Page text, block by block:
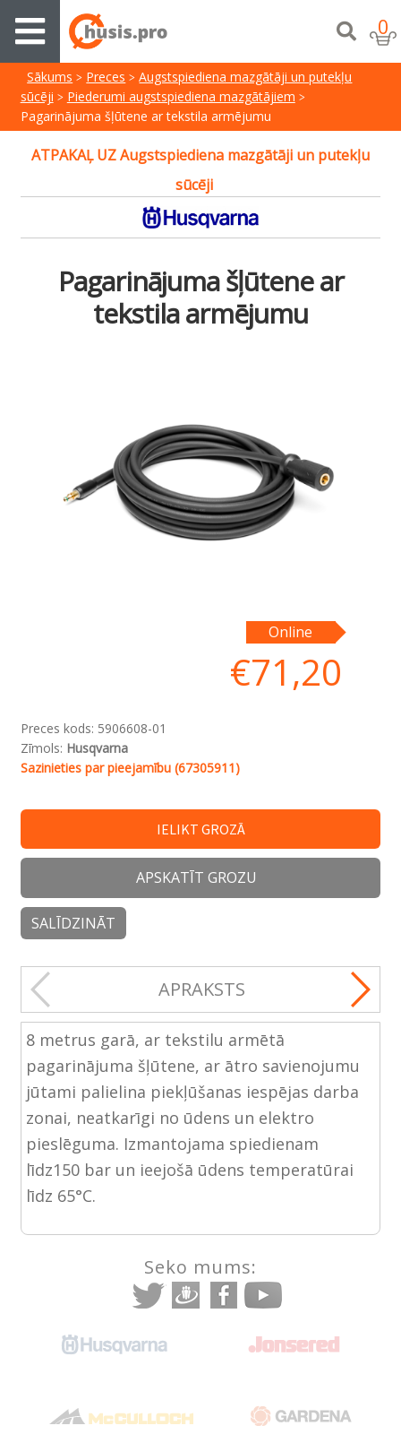
0
Sākums Preces
Augstspiediena mazgātāji un putekļu
sūcēji
Piederumi augstspiediena mazgātājiem
Pagarinājuma šļūtene ar tekstila armējumu
ATPAKAĻ UZ Augstspiediena mazgātāji un putekļu
sūcēji
Pagarinājuma šļūtene ar
tekstila armējumu
Online
€71,20
Preces kods: 5906608-01
Zīmols: Husqvarna
Sazinieties par pieejamību (67305911)
IELIKT GROZĀ
APSKATĪT GROZU
SALĪDZINĀT
APRAKSTS
8 metrus garā, ar tekstilu armētā
pagarinājuma šļūtene, ar ātro savienojumu
jūtami palielina piekļūšanas iespējas darba
zonai, neatkarīgi no ūdens un elektro
pieslēguma. Izmantojama spiedienam
līdz150 bar un ieejošā ūdens temperatūrai
līdz 65°C.
Seko mums: